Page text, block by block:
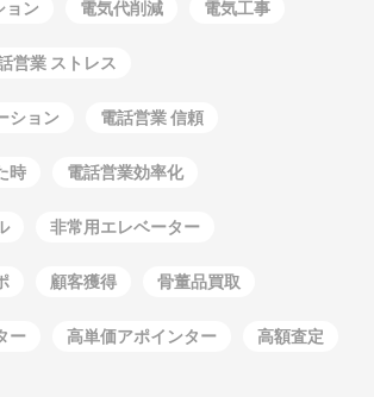
ョン 電気代削減 電気工事
営業 ストレス
ション 電話営業 信頼
時 電話営業効率化
非常用エレベーター
顧客獲得 骨董品買取
ー 高単価アポインター 高額査定